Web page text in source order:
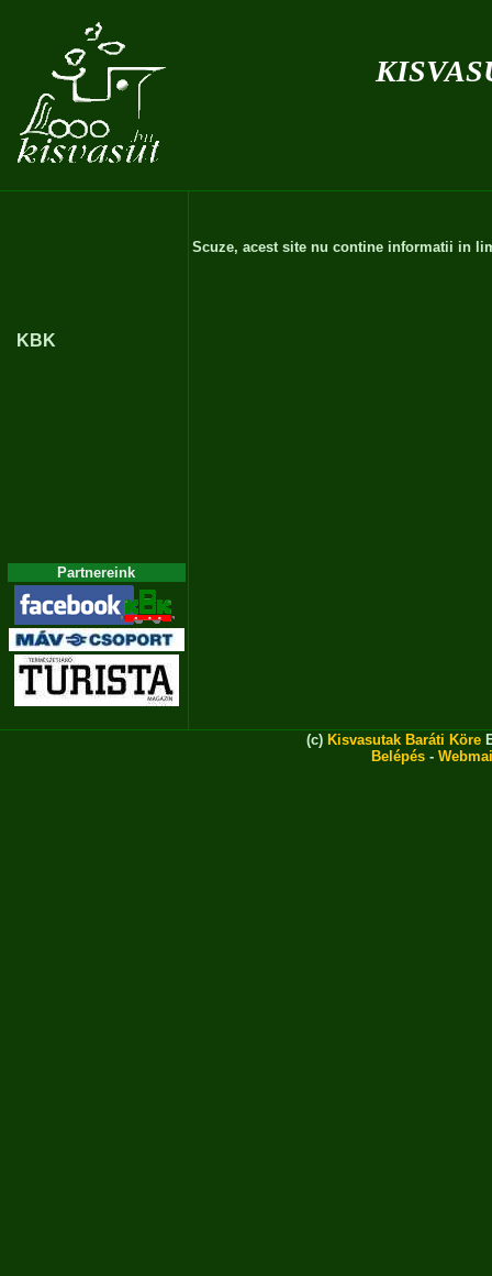
KBK
Partnereink
Scuze, acest site nu contine informatii in
(c) Kisvasutak Baráti Köre
Belépés -